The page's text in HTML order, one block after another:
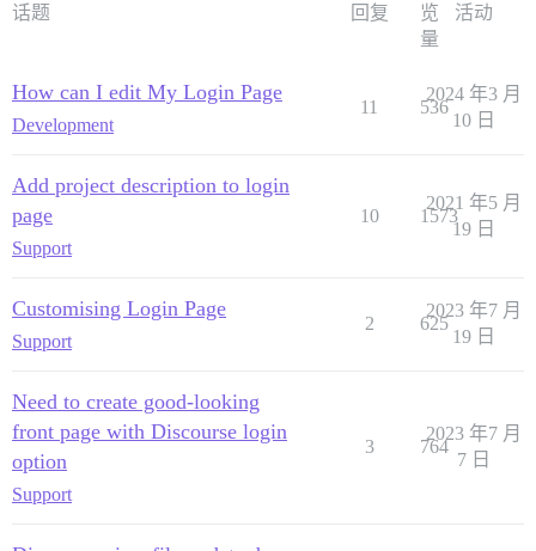
话题 回复
览
量
活动
How can I edit My Login Page
Development
11 536
2024 年3 月
10 日
Add project description to login
page
Support
10 1573
2021 年5 月
19 日
Customising Login Page
Support
2 625
2023 年7 月
19 日
Need to create good-looking
front page with Discourse login
option
Support
3 764
2023 年7 月
7 日